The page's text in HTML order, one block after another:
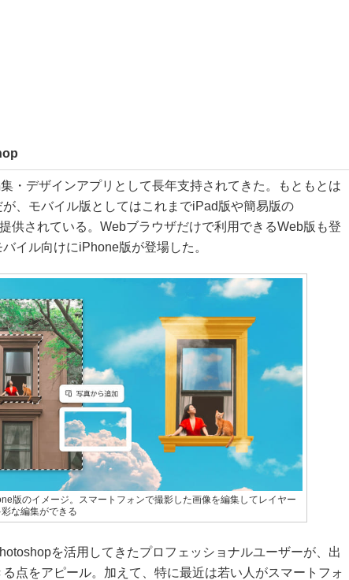
・デザインアプリとして長年支持されてきた。もともとは
、モバイル版としてはこれまでiPad版や簡易版の
供されている。Webブラウザだけで利用できるWeb版も登
イル向けにiPhone版が登場した。
版のイメージ。スマートフォンで撮影した画像を編集してレイヤー
な編集ができる
を活用してきたプロフェッショナルユーザーが、出
点をアピール。加えて、特に最近は若い人がスマートフォ